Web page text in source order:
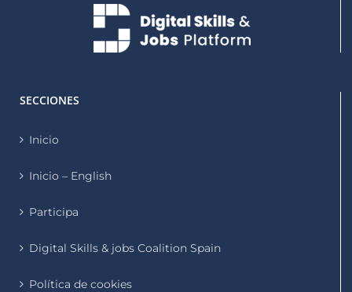
SECCIONES
Inicio
Inicio – English
Participa
Digital Skills & jobs Coalition Spain
Política de cookies